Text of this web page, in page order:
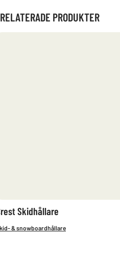
RELATERADE PRODUKTER
Skidhållare
& snowboardhållare